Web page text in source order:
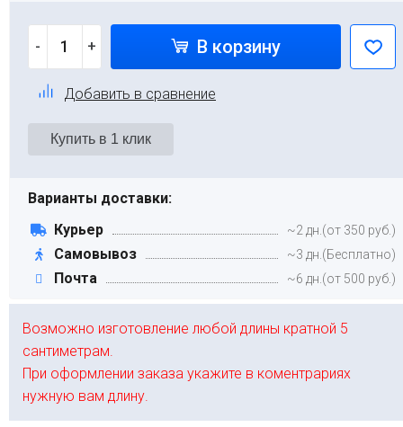
- + В корзину
Добавить в сравнение
Варианты доставки:
Курьер
~2 дн.(от 350 руб.)
Самовывоз ~3 дн.(Бесплатно)
Почта ~6 дн.(от 500 руб.)
Возможно изготовление любой длины кратной 5
сантиметрам.
При оформлении заказа укажите в коментрариях
нужную вам длину.